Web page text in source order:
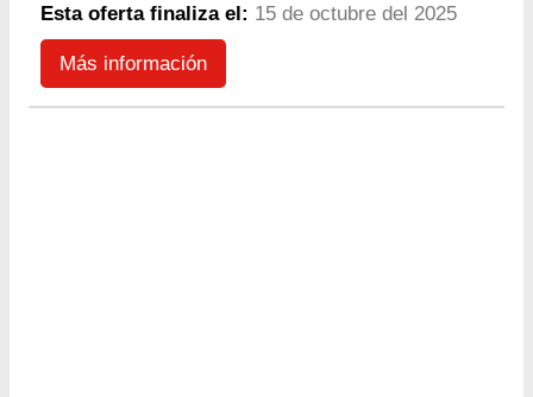
Esta oferta finaliza el: 15 de octubre del 2025
Más información